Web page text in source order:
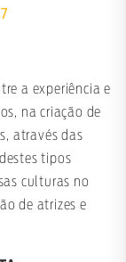
a experiência e
na criação de
através das
tipos
culturas no
de atrizes e